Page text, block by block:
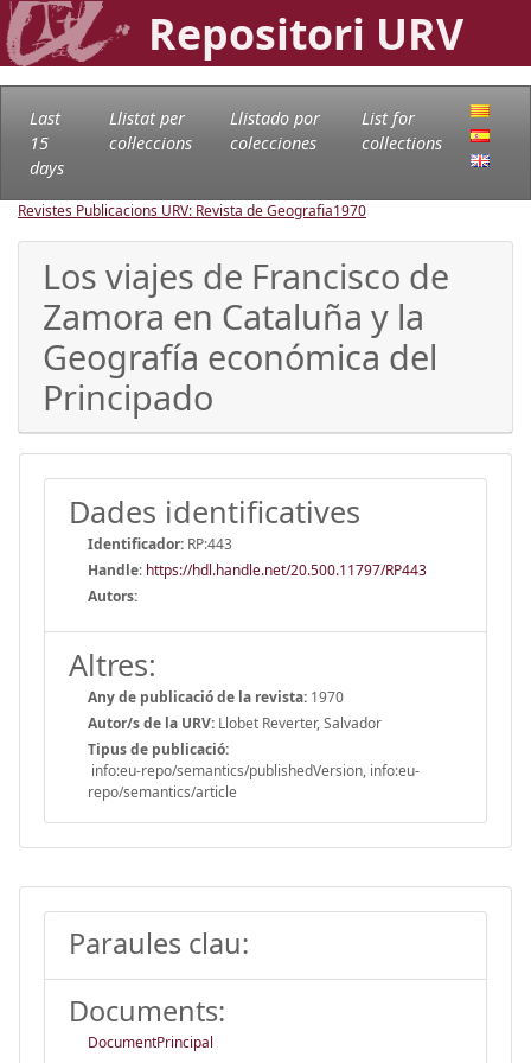
Repositori URV
Last
15
days
Llistat per
col·leccions
Llistado por
colecciones
List for
collections
Revistes Publicacions URV: Revista de Geografia1970
Los viajes de Francisco de
Zamora en Cataluña y la
Geografía económica del
Principado
Dades identificatives
Identificador: RP:443
Handle: https://hdl.handle.net/20.500.11797/RP443
Autors:
Altres:
Any de publicació de la revista: 1970
Autor/s de la URV: Llobet Reverter, Salvador
Tipus de publicació:
info:eu-repo/semantics/publishedVersion, info:eu-
repo/semantics/article
Paraules clau:
Documents:
DocumentPrincipal